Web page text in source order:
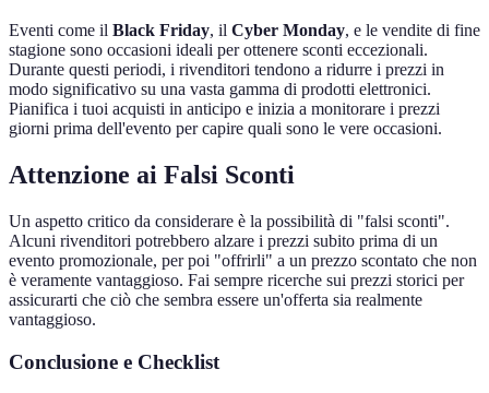
Eventi come il Black Friday, il Cyber Monday, e le vendite di fine
stagione sono occasioni ideali per ottenere sconti eccezionali.
Durante questi periodi, i rivenditori tendono a ridurre i prezzi in
modo significativo su una vasta gamma di prodotti elettronici.
Pianifica i tuoi acquisti in anticipo e inizia a monitorare i prezzi
giorni prima dell'evento per capire quali sono le vere occasioni.
Attenzione ai Falsi Sconti
Un aspetto critico da considerare è la possibilità di "falsi sconti".
Alcuni rivenditori potrebbero alzare i prezzi subito prima di un
evento promozionale, per poi "offrirli" a un prezzo scontato che non
è veramente vantaggioso. Fai sempre ricerche sui prezzi storici per
assicurarti che ciò che sembra essere un'offerta sia realmente
vantaggioso.
Conclusione e Checklist